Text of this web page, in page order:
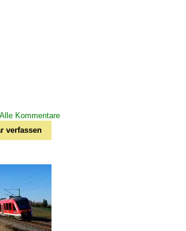
Alle Kommentare
verfassen